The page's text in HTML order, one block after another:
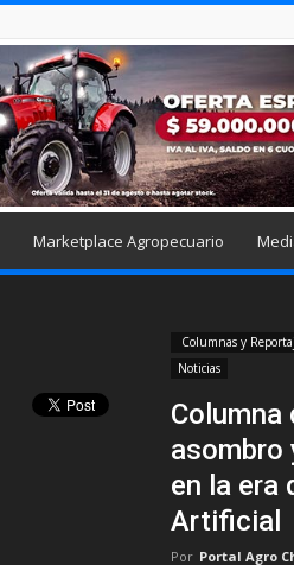
Marketplace Agropecuario
Columnas y
Noticias
Columna
asombro
en la era
Artificial
Por Portal Agro